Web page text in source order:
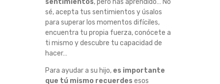
sentimientos, pero has aprendido… No
sé, acepta tus sentimientos y úsalos
para superar los momentos difíciles,
encuentra tu propia fuerza, conócete a
ti mismo y descubre tu capacidad de
hacer…
Para ayudar a su hijo, es importante
que tú mismo recuerdes esos